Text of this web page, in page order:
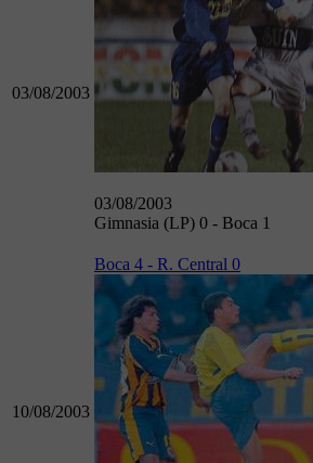
03/08/2003
03/08/2003
Gimnasia (LP) 0 - Boca 1
10/08/2003
Boca 4 - R. Central 0